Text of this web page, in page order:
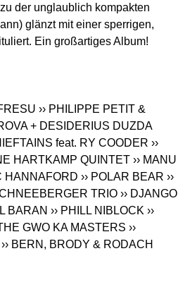
der unglaublich kompakten
glänzt mit einer sperrigen,
Ein großartiges Album!
›› PHILIPPE PETIT &
+ DESIDERIUS DUZDA
feat. RY COODER ››
HARTKAMP QUINTET ›› MANU
HANNAFORD ›› POLAR BEAR ››
TRIO ›› DJANGO
BARAN ›› PHILL NIBLOCK ››
GWO KA MASTERS ››
›› BERN, BRODY & RODACH